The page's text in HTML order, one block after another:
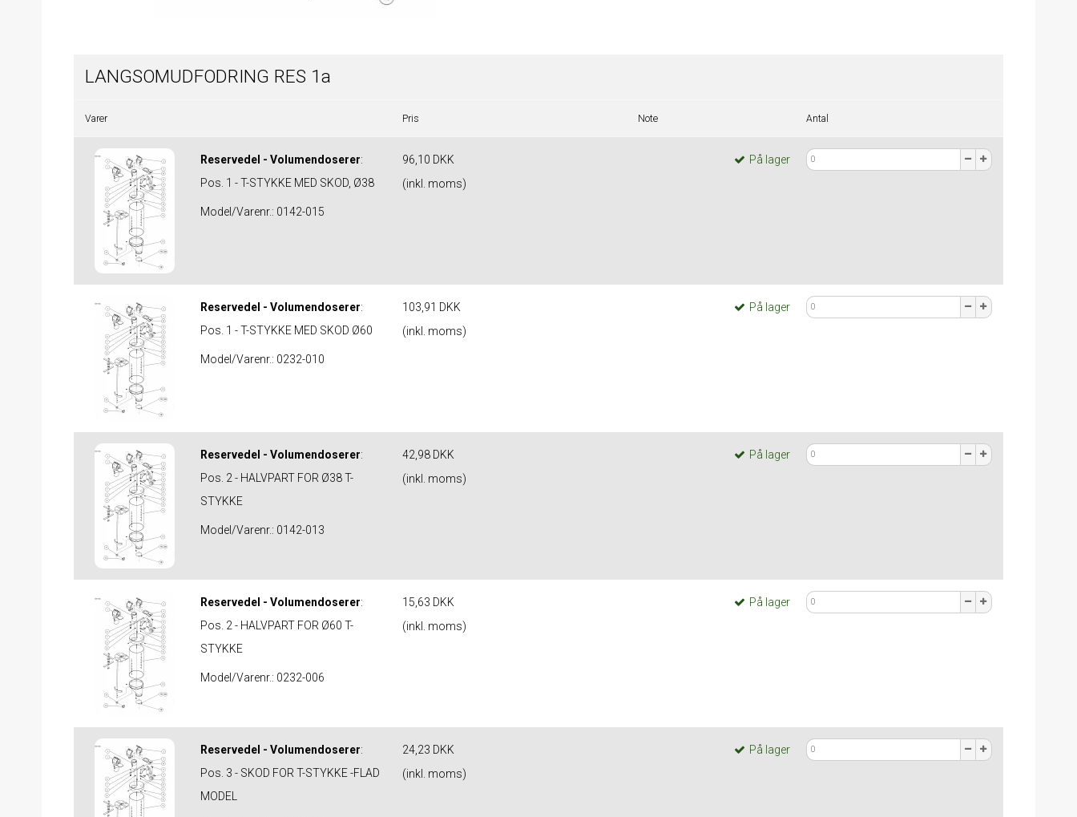
LANGSOMUDFODRING RES 1a
Varer Pris Note Antal
Reservedel - Volumendoserer:
Pos. 1 - T-STYKKE MED SKOD, Ø38
Model/Varenr.: 0142-015
96,10 DKK
(inkl. moms)
På lager
Reservedel - Volumendoserer:
Pos. 1 - T-STYKKE MED SKOD Ø60
Model/Varenr.: 0232-010
103,91 DKK
(inkl. moms)
På lager
Reservedel - Volumendoserer:
Pos. 2 - HALVPART FOR Ø38 T-
STYKKE
Model/Varenr.: 0142-013
42,98 DKK
(inkl. moms)
På lager
Reservedel - Volumendoserer:
Pos. 2 - HALVPART FOR Ø60 T-
STYKKE
Model/Varenr.: 0232-006
15,63 DKK
(inkl. moms)
På lager
Reservedel - Volumendoserer:
Pos. 3 - SKOD FOR T-STYKKE -FLAD
MODEL
24,23 DKK
(inkl. moms)
På lager